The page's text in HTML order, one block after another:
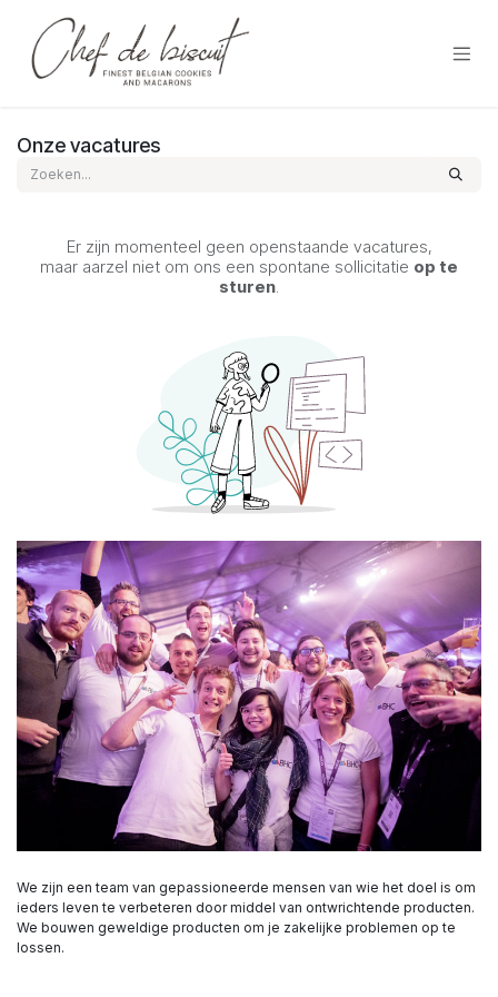
Onze vacatures
Er zijn momenteel geen openstaande vacatures,
maar aarzel niet om ons een spontane sollicitatie op te
sturen.
We zijn een team van gepassioneerde mensen van wie het doel is om
ieders leven te verbeteren door middel van ontwrichtende producten.
We bouwen geweldige producten om je zakelijke problemen op te
lossen.